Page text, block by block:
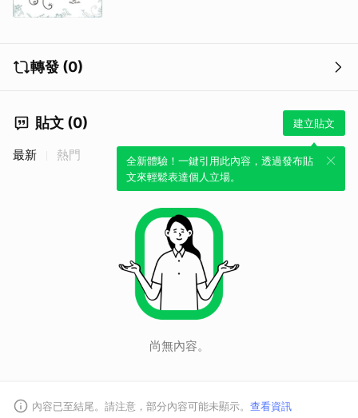
轉發 (0)
貼文 (0) 建立貼文
全新體驗！一鍵引用此內容，透過發布貼
文來輕鬆表達個人立場。
最新 熱門
尚無內容。
內容已至結尾。請注意，部分內容可能未顯示。 查看資訊